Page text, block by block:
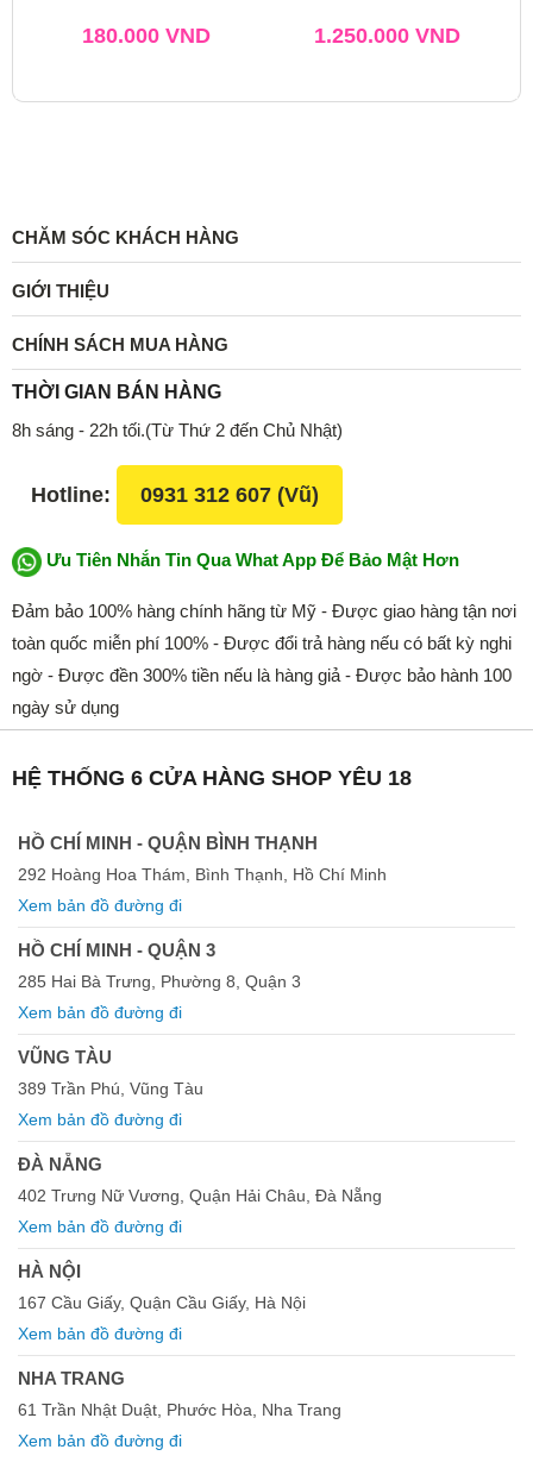
180.000 VND 1.250.000 VND
CHĂM SÓC KHÁCH HÀNG
GIỚI THIỆU
CHÍNH SÁCH MUA HÀNG
THỜI GIAN BÁN HÀNG
8h sáng - 22h tối.(Từ Thứ 2 đến Chủ Nhật)
Hotline: 0931 312 607 (Vũ)
Ưu Tiên Nhắn Tin Qua What App Để Bảo Mật Hơn
Đảm bảo 100% hàng chính hãng từ Mỹ - Được giao hàng tận nơi
toàn quốc miễn phí 100% - Được đổi trả hàng nếu có bất kỳ nghi
ngờ - Được đền 300% tiền nếu là hàng giả - Được bảo hành 100
ngày sử dụng
HỆ THỐNG 6 CỬA HÀNG SHOP YÊU 18
HỒ CHÍ MINH - QUẬN BÌNH THẠNH
292 Hoàng Hoa Thám, Bình Thạnh, Hồ Chí Minh
Xem bản đồ đường đi
HỒ CHÍ MINH - QUẬN 3
285 Hai Bà Trưng, Phường 8, Quận 3
Xem bản đồ đường đi
VŨNG TÀU
389 Trần Phú, Vũng Tàu
Xem bản đồ đường đi
ĐÀ NẴNG
402 Trưng Nữ Vương, Quận Hải Châu, Đà Nẵng
Xem bản đồ đường đi
HÀ NỘI
167 Cầu Giấy, Quận Cầu Giấy, Hà Nội
Xem bản đồ đường đi
NHA TRANG
61 Trần Nhật Duật, Phước Hòa, Nha Trang
Xem bản đồ đường đi